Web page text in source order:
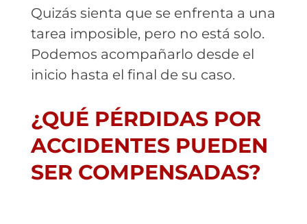
Quizás sienta que se enfrenta a una
tarea imposible, pero no está solo.
Podemos acompañarlo desde el
inicio hasta el final de su caso.
¿QUÉ PÉRDIDAS POR
ACCIDENTES PUEDEN
SER COMPENSADAS?